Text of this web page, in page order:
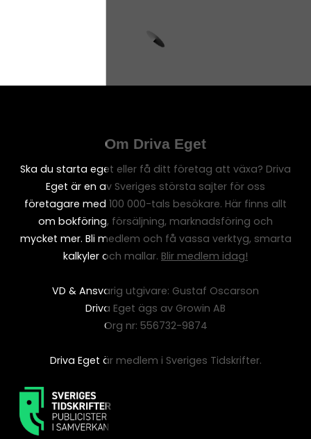
Om Driva Eget
Ska du starta eget eller få ditt företag att växa? Driva
Eget är en av Sveriges största sajter för oss
företagare med 100 000-tals besökare. Här finns allt
om bokföring, försäljning, marknadsföring och
mycket mer. Bli medlem och få vassa verktyg, smarta
kalkyler och mallar. Blir medlem idag!
VD & Ansvarig utgivare: Gustaf Oscarson
Driva Eget ägs av Growin AB
Org nr: 556732-9874
Driva Eget är medlem i Sveriges Tidskrifter.